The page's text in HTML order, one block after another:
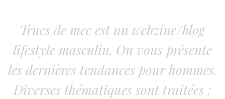
Trucs de mec est un webzine/blog
lifestyle masculin. On vous présente
les dernières tendances pour hommes.
Diverses thématiques sont traitées :